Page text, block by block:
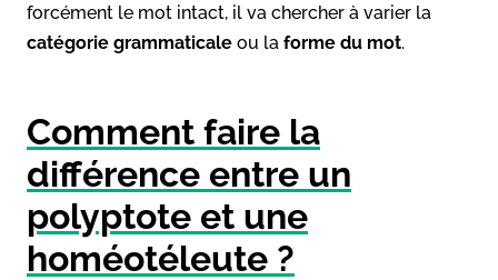
forcément le mot intact, il va chercher à varier la
catégorie grammaticale ou la forme du mot.
Comment faire la
différence entre un
polyptote et une
homéotéleute ?